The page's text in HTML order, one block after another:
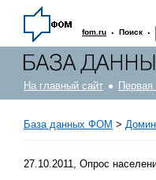
fom.ru · Поиск ·
На главный сайт Первая
База данных ФОМ >
27.10.2011, Опрос